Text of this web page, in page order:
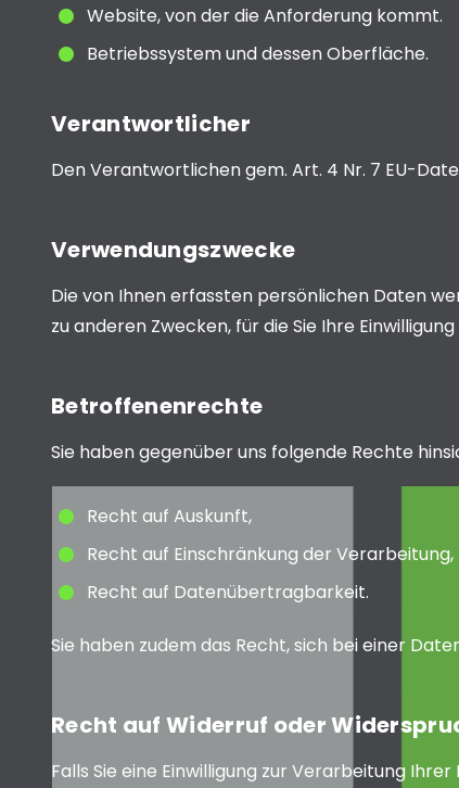
Website, von der die Anforderung kommt.
Betriebssystem und dessen Oberfläche.
Verantwortlicher
Den Verantwortlichen gem. Art. 4 Nr. 7 EU-
Verwendungszwecke
Die von Ihnen erfassten persönlichen Daten
zu anderen Zwecken, für die Sie Ihre
Betroffenenrechte
Sie haben gegenüber uns folgende Rechte
Recht auf Auskunft,
Recht auf Einschränkung der Verarbeitung,
Recht auf Datenübertragbarkeit.
Sie haben zudem das Recht, sich bei einer
Recht auf Widerruf oder
Falls Sie eine Einwilligung zur Verarbeitung